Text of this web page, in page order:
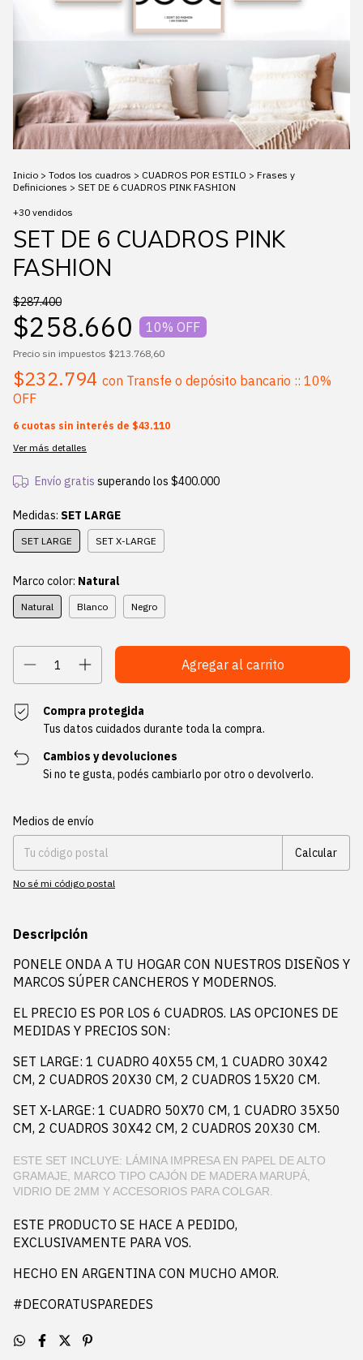
Inicio > Todos los cuadros > CUADROS POR ESTILO > Frases y
Definiciones > SET DE 6 CUADROS PINK FASHION
+30 vendidos
SET DE 6 CUADROS PINK
FASHION
$287.400
$258.660 10% OFF
Precio sin impuestos $213.768,60
$232.794 con Transfe o depósito bancario :: 10%
OFF
6 cuotas sin interés de $43.110
Ver más detalles
Envío gratis superando los $400.000
Medidas: SET LARGE
SET LARGE SET X-LARGE
Marco color: Natural
Natural Blanco Negro
Compra protegida
Tus datos cuidados durante toda la compra.
Cambios y devoluciones
Si no te gusta, podés cambiarlo por otro o devolverlo.
Entregas para el CP:
Medios de envío
Calcular
No sé mi código postal
Descripción
PONELE ONDA A TU HOGAR CON NUESTROS DISEÑOS Y
MARCOS SÚPER CANCHEROS Y MODERNOS.
EL PRECIO ES POR LOS 6 CUADROS. LAS OPCIONES DE
MEDIDAS Y PRECIOS SON:
SET LARGE: 1 CUADRO 40X55 CM, 1 CUADRO 30X42
CM, 2 CUADROS 20X30 CM, 2 CUADROS 15X20 CM.
SET X-LARGE: 1 CUADRO 50X70 CM, 1 CUADRO 35X50
CM, 2 CUADROS 30X42 CM, 2 CUADROS 20X30 CM.
ESTE SET INCLUYE: LÁMINA IMPRESA EN PAPEL DE ALTO
GRAMAJE, MARCO TIPO CAJÓN DE MADERA MARUPÁ,
VIDRIO DE 2MM Y ACCESORIOS PARA COLGAR.
ESTE PRODUCTO SE HACE A PEDIDO,
EXCLUSIVAMENTE PARA VOS.
HECHO EN ARGENTINA CON MUCHO AMOR.
#DECORATUSPAREDES